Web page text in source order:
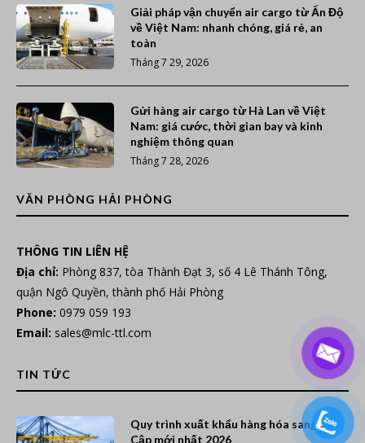
Giải pháp vận chuyển air cargo từ Ấn Độ
về Việt Nam: nhanh chóng, giá rẻ, an
toàn
Tháng 7 29, 2026
Gửi hàng air cargo từ Hà Lan về Việt
Nam: giá cước, thời gian bay và kinh
nghiệm thông quan
Tháng 7 28, 2026
VĂN PHÒNG HẢI PHÒNG
THÔNG TIN LIÊN HỆ
Địa chỉ: Phòng 837, tòa Thành Đạt 3, số 4 Lê Thánh Tông,
quận Ngô Quyền, thành phố Hải Phòng
Phone: 0979 059 193
Email: sales@mlc-ttl.com
TIN TỨC
Quy trình xuất khẩu hàng hóa sang Ai
Cập mới nhất 2026